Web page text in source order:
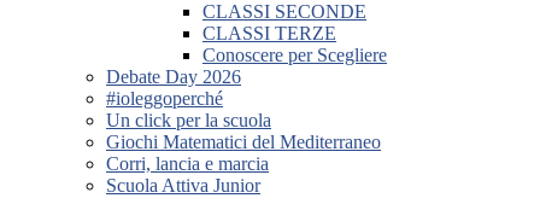
CLASSI SECONDE
CLASSI TERZE
Conoscere per Scegliere
Debate Day 2026
#ioleggoperché
Un click per la scuola
Giochi Matematici del Mediterraneo
Corri, lancia e marcia
Scuola Attiva Junior